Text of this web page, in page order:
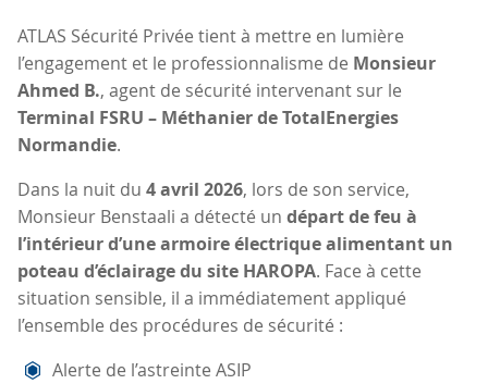
ATLAS Sécurité Privée tient à mettre en lumière
l’engagement et le professionnalisme de Monsieur
Ahmed B., agent de sécurité intervenant sur le
Terminal FSRU – Méthanier de TotalEnergies
Normandie.
Dans la nuit du 4 avril 2026, lors de son service,
Monsieur Benstaali a détecté un départ de feu à
l’intérieur d’une armoire électrique alimentant un
poteau d’éclairage du site HAROPA. Face à cette
situation sensible, il a immédiatement appliqué
l’ensemble des procédures de sécurité :
Alerte de l’astreinte ASIP